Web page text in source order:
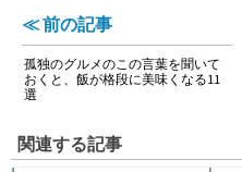
≪ 前の記事
孤独のグルメのこの言葉を聞いて
おくと、飯が格段に美味くなる11
選
関連する記事